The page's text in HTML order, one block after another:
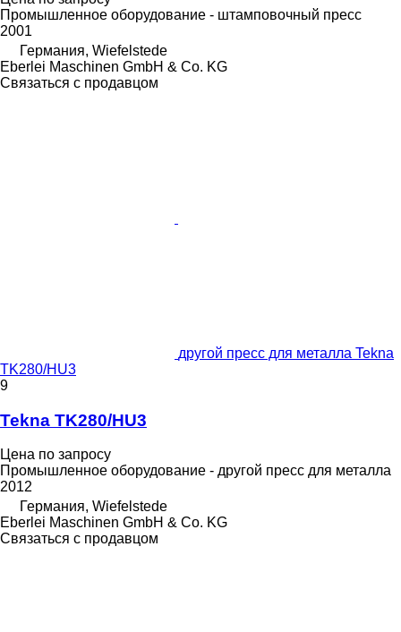
Промышленное оборудование - штамповочный пресс
2001
Германия, Wiefelstede
Eberlei Maschinen GmbH & Co. KG
Связаться с продавцом
другой пресс для металла Tekna
TK280/HU3
9
Tekna TK280/HU3
Цена по запросу
Промышленное оборудование - другой пресс для металла
2012
Германия, Wiefelstede
Eberlei Maschinen GmbH & Co. KG
Связаться с продавцом